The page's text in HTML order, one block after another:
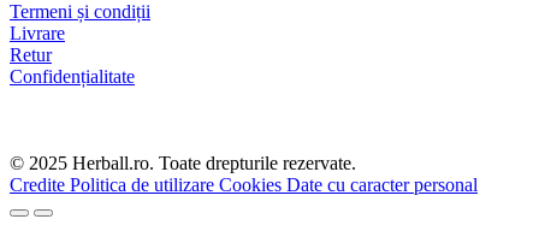
Termeni și condiții
Livrare
Retur
Confidențialitate
© 2025 Herball.ro. Toate drepturile rezervate.
Credite Politica de utilizare Cookies Date cu caracter personal